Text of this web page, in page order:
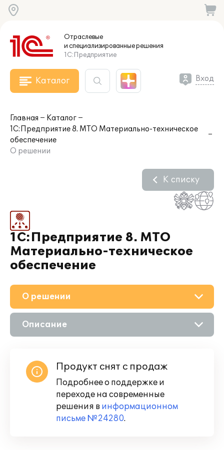
Отраслевые
и специализированныерешения
1С:Предприятие
Каталог Вход
Главная
Каталог
1С:Предприятие 8. МТО Материально-техническое
обеспечение
О решении
1С:Предприятие 8. МТО
Материально-техническое
обеспечение
К списку
О решении
Описание
Продукт снят с продаж
Подробнее о поддержке и
переходе на современные
решения в информационном
письме №24280.